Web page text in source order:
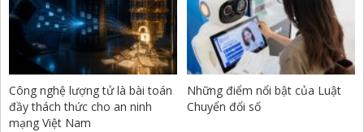
Công nghệ lượng tử là bài toán
đầy thách thức cho an ninh
mạng Việt Nam
Những điểm nổi bật của Luật
Chuyển đổi số